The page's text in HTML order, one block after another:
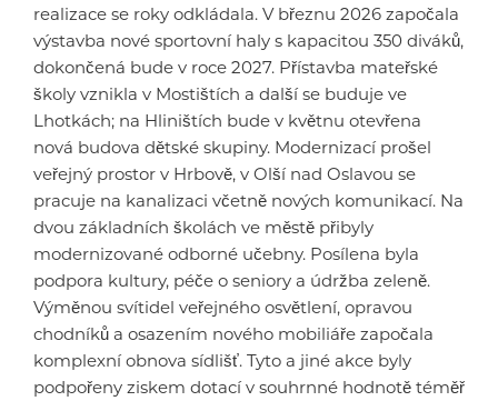
realizace se roky odkládala. V březnu 2026 započala
výstavba nové sportovní haly s kapacitou 350 diváků,
dokončená bude v roce 2027. Přístavba mateřské
školy vznikla v Mostištích a další se buduje ve
Lhotkách; na Hliništích bude v květnu otevřena
nová budova dětské skupiny. Modernizací prošel
veřejný prostor v Hrbově, v Olší nad Oslavou se
pracuje na kanalizaci včetně nových komunikací. Na
dvou základních školách ve městě přibyly
modernizované odborné učebny. Posílena byla
podpora kultury, péče o seniory a údržba zeleně.
Výměnou svítidel veřejného osvětlení, opravou
chodníků a osazením nového mobiliáře započala
komplexní obnova sídlišť. Tyto a jiné akce byly
podpořeny ziskem dotací v souhrnné hodnotě téměř